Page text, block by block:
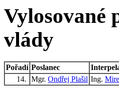
Vylosované
vlády
Pořadí Poslanec
14.
Mgr. Ondřej Plašil Ing.